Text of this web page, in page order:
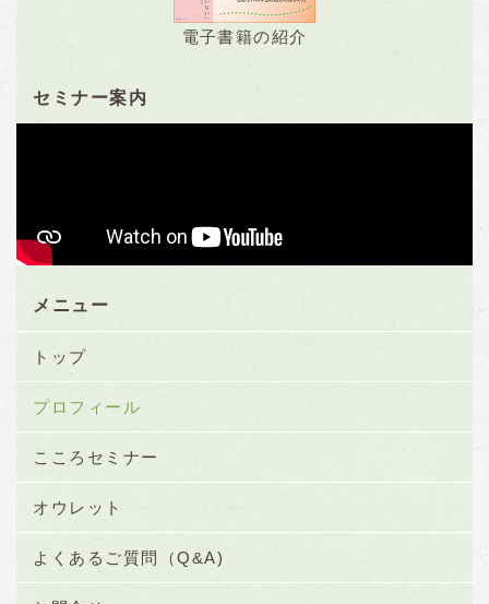
電子書籍の紹介
セミナー案内
メニュー
トップ
プロフィール
こころセミナー
オウレット
よくあるご質問（Q&A)